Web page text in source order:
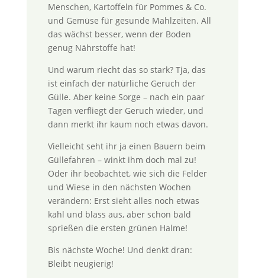
Menschen, Kartoffeln für Pommes & Co.
und Gemüse für gesunde Mahlzeiten. All
das wächst besser, wenn der Boden
genug Nährstoffe hat!
Und warum riecht das so stark? Tja, das
ist einfach der natürliche Geruch der
Gülle. Aber keine Sorge – nach ein paar
Tagen verfliegt der Geruch wieder, und
dann merkt ihr kaum noch etwas davon.
Vielleicht seht ihr ja einen Bauern beim
Güllefahren – winkt ihm doch mal zu!
Oder ihr beobachtet, wie sich die Felder
und Wiese in den nächsten Wochen
verändern: Erst sieht alles noch etwas
kahl und blass aus, aber schon bald
sprießen die ersten grünen Halme!
Bis nächste Woche! Und denkt dran:
Bleibt neugierig!